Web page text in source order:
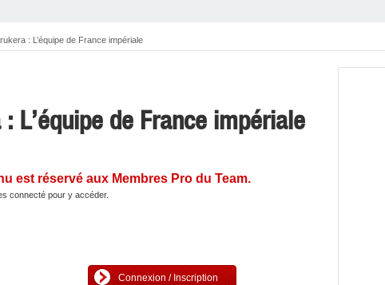
: L’équipe de France impériale
L’équipe de France impériale
est réservé aux Membres Pro du Team.
connecté pour y accéder.
Connexion / Inscription